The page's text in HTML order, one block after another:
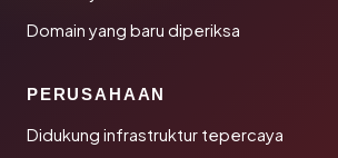
Domain yang baru diperiksa
PERUSAHAAN
Didukung infrastruktur tepercaya